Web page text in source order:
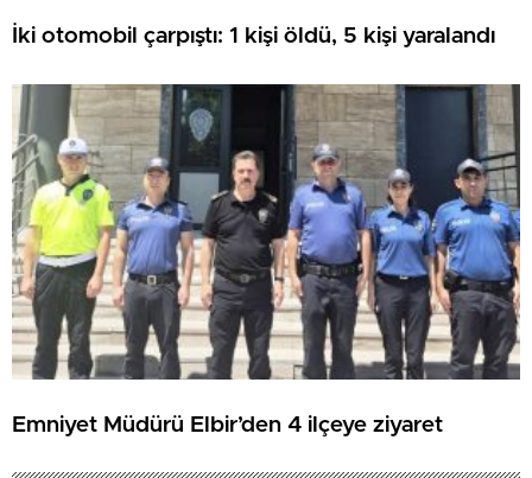
İki otomobil çarpıştı: 1 kişi öldü, 5 kişi yaralandı
Emniyet Müdürü Elbir’den 4 ilçeye ziyaret